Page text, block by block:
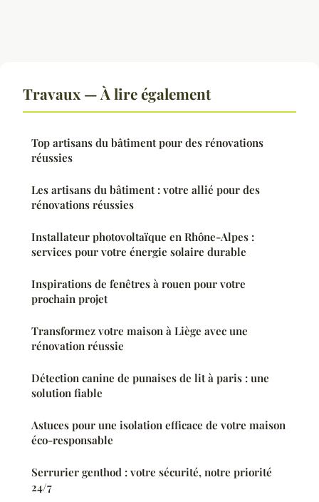
Travaux — À lire également
Top artisans du bâtiment pour des rénovations
réussies
Les artisans du bâtiment : votre allié pour des
rénovations réussies
Installateur photovoltaïque en Rhône-Alpes :
services pour votre énergie solaire durable
Inspirations de fenêtres à rouen pour votre
prochain projet
Transformez votre maison à Liège avec une
rénovation réussie
Détection canine de punaises de lit à paris : une
solution fiable
Astuces pour une isolation efficace de votre maison
éco-responsable
Serrurier genthod : votre sécurité, notre priorité
24/7